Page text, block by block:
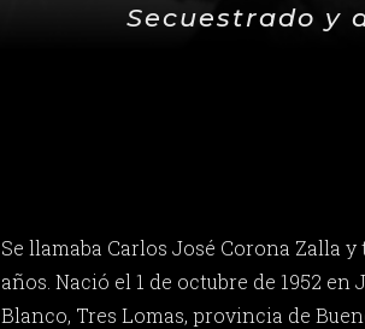
Secuestrado y
Se llamaba Carlos José Corona Zalla y
años. Nació el 1 de octubre de 1952 en
Blanco, Tres Lomas, provincia de